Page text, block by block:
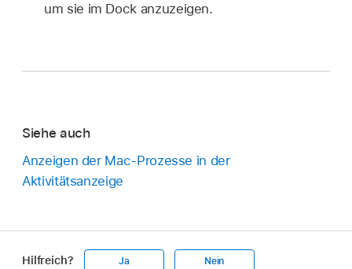
um sie im Dock anzuzeigen.
Siehe auch
Anzeigen der Mac-Prozesse in der
Aktivitätsanzeige
Hilfreich? Ja Nein